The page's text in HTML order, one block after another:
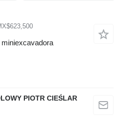
PIOTR CIEŚLAR